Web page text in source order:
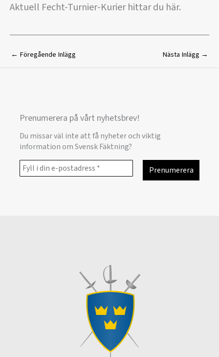
Aktuell Fecht-Turnier-Kurier hittar du här.
← Föregående Inlägg Nästa Inlägg →
Prenumerera på vårt nyhetsbrev!
Du missar väl inte att få nyheter och viktig
information om Svensk Fäktning?